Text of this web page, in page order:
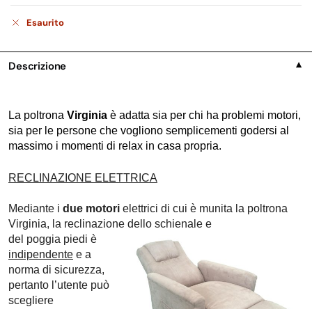
Esaurito
Descrizione ▼
La poltrona Virginia è adatta sia per chi ha problemi motori,
sia per le persone che vogliono semplicementi godersi al
massimo i momenti di relax in casa propria.
RECLINAZIONE ELETTRICA
Mediante i due motori elettrici di cui è munita la poltrona
Virginia, la reclinazione dello schienale e
del poggia piedi è
indipendente e a
norma di sicurezza,
pertanto l’utente può
scegliere